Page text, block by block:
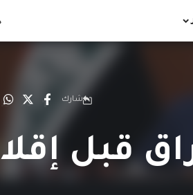
شارك
قبل